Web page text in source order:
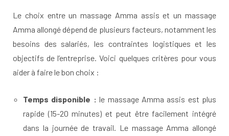
Le choix entre un massage Amma assis et un massage
Amma allongé dépend de plusieurs facteurs, notamment les
besoins des salariés, les contraintes logistiques et les
objectifs de l’entreprise. Voici quelques critères pour vous
aider à faire le bon choix :
Temps disponible : le massage Amma assis est plus
rapide (15-20 minutes) et peut être facilement intégré
dans la journée de travail. Le massage Amma allongé